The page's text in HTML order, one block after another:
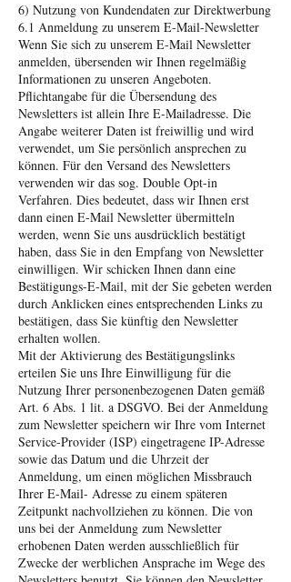
6) Nutzung von Kundendaten zur Direktwerbung
6.1 Anmeldung zu unserem E-Mail-Newsletter
Wenn Sie sich zu unserem E-Mail Newsletter
anmelden, übersenden wir Ihnen regelmäßig
Informationen zu unseren Angeboten.
Pflichtangabe für die Übersendung des
Newsletters ist allein Ihre E-Mailadresse. Die
Angabe weiterer Daten ist freiwillig und wird
verwendet, um Sie persönlich ansprechen zu
können. Für den Versand des Newsletters
verwenden wir das sog. Double Opt-in
Verfahren. Dies bedeutet, dass wir Ihnen erst
dann einen E-Mail Newsletter übermitteln
werden, wenn Sie uns ausdrücklich bestätigt
haben, dass Sie in den Empfang von Newsletter
einwilligen. Wir schicken Ihnen dann eine
Bestätigungs-E-Mail, mit der Sie gebeten werden
durch Anklicken eines entsprechenden Links zu
bestätigen, dass Sie künftig den Newsletter
erhalten wollen.
Mit der Aktivierung des Bestätigungslinks
erteilen Sie uns Ihre Einwilligung für die
Nutzung Ihrer personenbezogenen Daten gemäß
Art. 6 Abs. 1 lit. a DSGVO. Bei der Anmeldung
zum Newsletter speichern wir Ihre vom Internet
Service-Provider (ISP) eingetragene IP-Adresse
sowie das Datum und die Uhrzeit der
Anmeldung, um einen möglichen Missbrauch
Ihrer E-Mail- Adresse zu einem späteren
Zeitpunkt nachvollziehen zu können. Die von
uns bei der Anmeldung zum Newsletter
erhobenen Daten werden ausschließlich für
Zwecke der werblichen Ansprache im Wege des